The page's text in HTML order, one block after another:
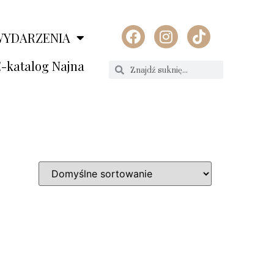
katalog Najna